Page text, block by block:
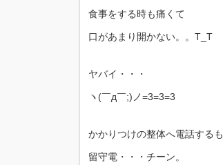
食事をする時も痛くて
口があまり開かない。。T_T
ヤバイ・・・
ヽ(￣д￣;)ノ=3=3=3
かかりつけの整体へ電話するも
留守電・・・チーン。